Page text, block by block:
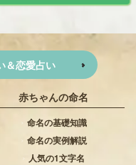
＆恋愛占い
赤ちゃんの命名
命名の基礎知識
命名の実例解説
人気の1文字名